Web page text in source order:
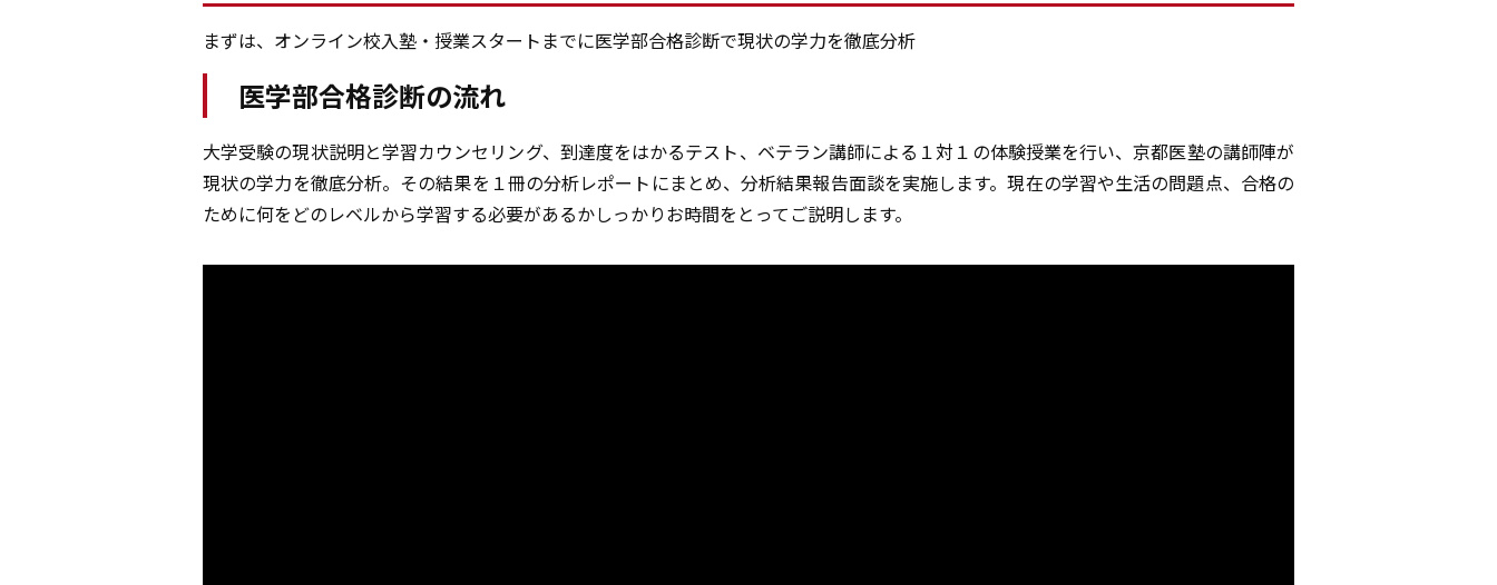
まずは、オンライン校入塾・授業スタートまでに医学部合格診断で現状の学力を徹底分析
医学部合格診断の流れ
大学受験の現状説明と学習カウンセリング、到達度をはかるテスト、ベテラン講師による１対１の体験授業を行い、京都医塾の講師陣が
現状の学力を徹底分析。その結果を１冊の分析レポートにまとめ、分析結果報告面談を実施します。現在の学習や生活の問題点、合格の
ために何をどのレベルから学習する必要があるかしっかりお時間をとってご説明します。